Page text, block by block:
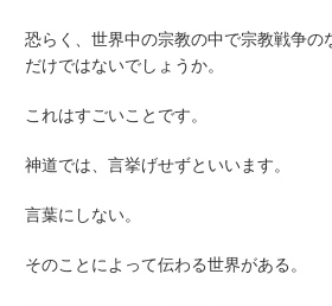
恐らく、世界中の宗教の中で宗教戦争の
だけではないでしょうか。
これはすごいことです。
神道では、言挙げせずといいます。
言葉にしない。
そのことによって伝わる世界がある。